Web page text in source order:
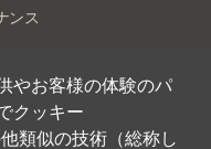
やお客様の体験のパ
クッキー
類似の技術（総称し
ンス
規制に基づく開示
を騙った投資勧誘にご注意く